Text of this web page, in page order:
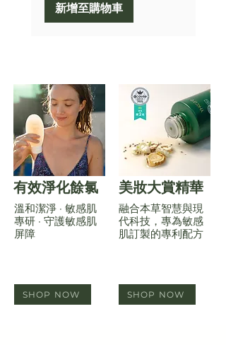
新增至購物車
有效淨化餘氯
溫和潔淨 · 敏感肌
專研 · 守護敏感肌
屏障
美妝大賞精華
融合本草智慧與現
代科技，專為敏感
肌訂製的專利配方
SHOP NOW SHOP NOW